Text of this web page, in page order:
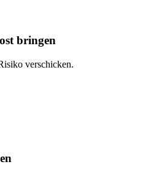
bringen
verschicken.